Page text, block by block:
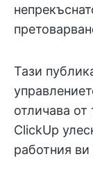
Тази
отличава
ClickUp
работния ви